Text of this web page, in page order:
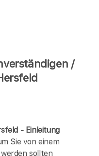
/
- Einleitung
Sie von einem
sollten